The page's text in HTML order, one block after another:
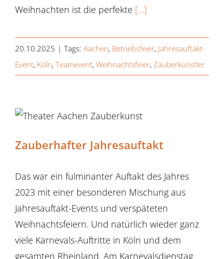
Weihnachten ist die perfekte [...]
20.10.2025 | Tags: Aachen, Betriebsfeier, Jahresauftakt-
Event, Köln, Teamevent, Weihnachtsfeier, Zauberkünstler
Zauberhafter Jahresauftakt
Das war ein fulminanter Auftakt des Jahres
2023 mit einer besonderen Mischung aus
Jahresauftakt-Events und verspäteten
Weihnachtsfeiern. Und natürlich wieder ganz
viele Karnevals-Auftritte in Köln und dem
gesamten Rheinland. Am Karnevalsdienstag